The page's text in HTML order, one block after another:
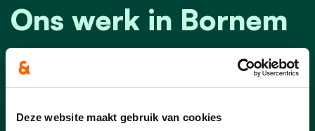
Deze website maakt gebruik van cookies
Ons werk in Bornem